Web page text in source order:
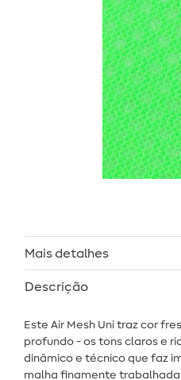
Mais detalhes
Descrição
Este Air Mesh Uni traz cor
profundo - os tons claros e
dinâmico e técnico que faz
malha finamente